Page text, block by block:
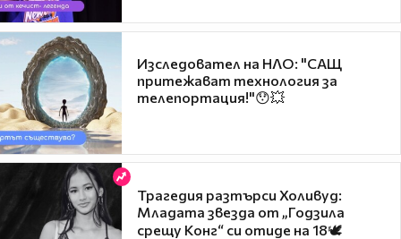
Изследовател на НЛО: "САЩ
притежават технология за
телепортация!"😯💥
Трагедия разтърси Холивуд:
Младата звезда от „Годзила
срещу Конг“ си отиде на 18🕊️